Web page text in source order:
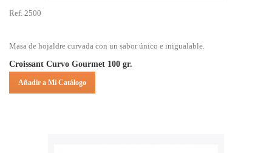
Ref. 2500
Masa de hojaldre curvada con un sabor único e inigualable.
Croissant Curvo Gourmet 100 gr.
Añadir a Mi Catálogo